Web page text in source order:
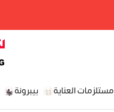
مستلزمات العناية بيبرونة